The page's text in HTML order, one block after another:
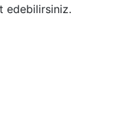
edebilirsiniz.